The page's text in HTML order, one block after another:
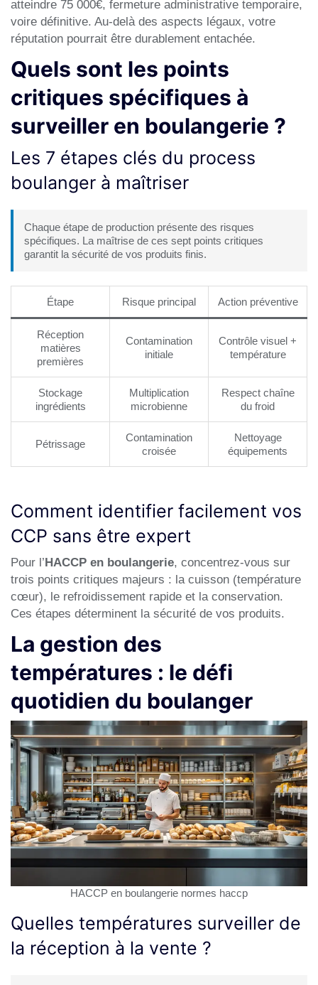
atteindre 75 000€, fermeture administrative temporaire,
voire définitive. Au-delà des aspects légaux, votre
réputation pourrait être durablement entachée.
Quels sont les points
critiques spécifiques à
surveiller en boulangerie ?
Les 7 étapes clés du process
boulanger à maîtriser
Chaque étape de production présente des risques
spécifiques. La maîtrise de ces sept points critiques
garantit la sécurité de vos produits finis.
Étape Risque principal Action préventive
Réception
matières
premières
Contamination
initiale
Contrôle visuel +
température
Stockage
ingrédients
Multiplication
microbienne
Respect chaîne
du froid
Pétrissage
Contamination
croisée
Nettoyage
équipements
Comment identifier facilement vos
CCP sans être expert
Pour l’HACCP en boulangerie, concentrez-vous sur
trois points critiques majeurs : la cuisson (température
cœur), le refroidissement rapide et la conservation.
Ces étapes déterminent la sécurité de vos produits.
La gestion des
températures : le défi
quotidien du boulanger
HACCP en boulangerie normes haccp
Quelles températures surveiller de
la réception à la vente ?